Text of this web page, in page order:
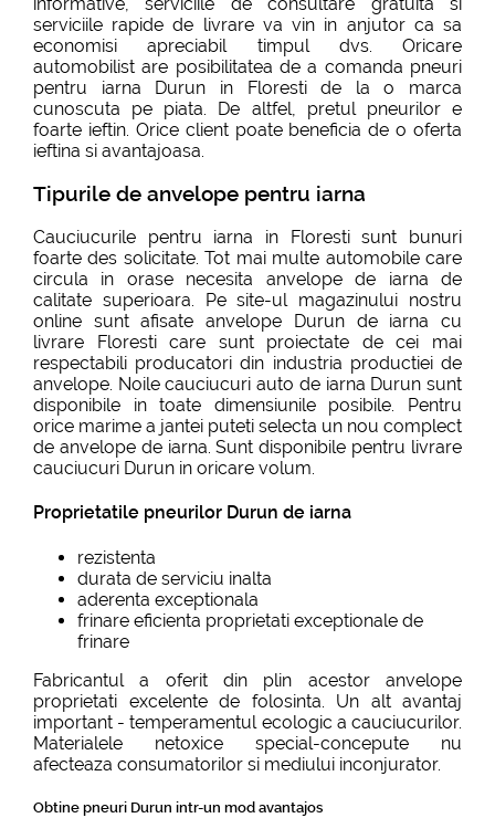
serviciile rapide de livrare va vin in anjutor ca sa
economisi apreciabil timpul dvs. Oricare
automobilist are posibilitatea de a comanda pneuri
pentru iarna Durun in Floresti de la o marca
cunoscuta pe piata. De altfel, pretul pneurilor e
foarte ieftin. Orice client poate beneficia de o oferta
ieftina si avantajoasa.
Tipurile de anvelope pentru iarna
Cauciucurile pentru iarna in Floresti sunt bunuri
foarte des solicitate. Tot mai multe automobile care
circula in orase necesita anvelope de iarna de
calitate superioara. Pe site-ul magazinului nostru
online sunt afisate anvelope Durun de iarna cu
livrare Floresti care sunt proiectate de cei mai
respectabili producatori din industria productiei de
anvelope. Noile cauciucuri auto de iarna Durun sunt
disponibile in toate dimensiunile posibile. Pentru
orice marime a jantei puteti selecta un nou complect
de anvelope de iarna. Sunt disponibile pentru livrare
cauciucuri Durun in oricare volum.
Proprietatile pneurilor Durun de iarna
rezistenta
durata de serviciu inalta
aderenta exceptionala
frinare eficienta proprietati exceptionale de
frinare
Fabricantul a oferit din plin acestor anvelope
proprietati excelente de folosinta. Un alt avantaj
important - temperamentul ecologic a cauciucurilor.
Materialele netoxice special-concepute nu
afecteaza consumatorilor si mediului inconjurator.
Obtine pneuri Durun intr-un mod avantajos